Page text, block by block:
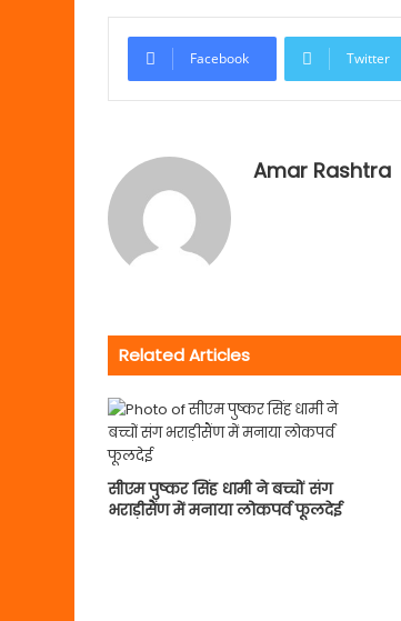
Facebook Twitter
Amar Rashtra
Related Articles
सीएम पुष्कर सिंह धामी ने बच्चों संग
भराड़ीसैंण में मनाया लोकपर्व फूलदेई